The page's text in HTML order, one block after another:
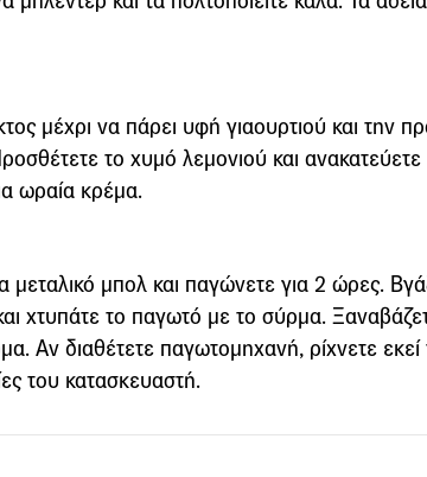
μέχρι να πάρει υφή γιαουρτιού και την
το χυμό λεμονιού και
ωραία κρέμα.
μεταλικό μπολ και παγώνετε για 2 ώρες.
χτυπάτε το παγωτό με το σύρμα.
Αν διαθέτετε παγωτομηχανή, ρίχνετε εκεί
του κατασκευαστή.